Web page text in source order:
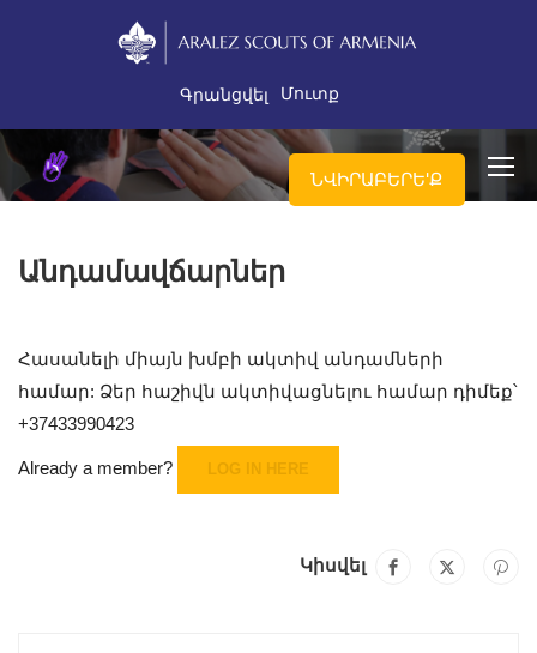
Գրանցվել Մուտք
ՆՎԻՐԱԲԵՐԵ'Ք
Անդամավճարներ
Հասանելի միայն խմբի ակտիվ անդամների
համար: Ձեր հաշիվն ակտիվացնելու համար դիմեք՝
+37433990423
Already a member? LOG IN HERE
Կիսվել